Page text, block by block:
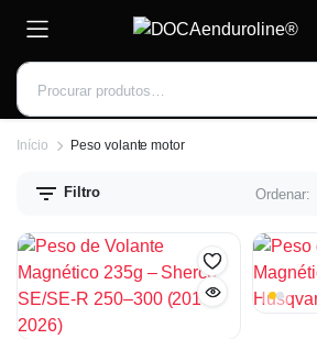
Início Peso volante motor
Filtro Ordenar:
Inscrever-se